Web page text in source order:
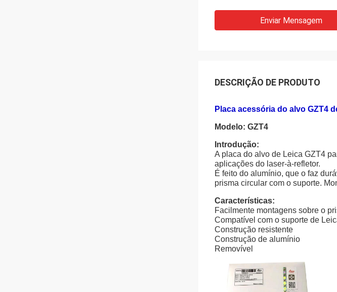
Enviar Mensagem
DESCRIÇÃO DE PRODUTO
Placa acessória do alvo GZT4
Modelo: GZT4
Introdução:
A placa do alvo de Leica GZT4
aplicações do laser-à-refletor.
É feito do alumínio, que o faz
prisma circular com o suporte.
Características:
Facilmente montagens sobre o
Compatível com o suporte de
Construção resistente
Construção de alumínio
Removível